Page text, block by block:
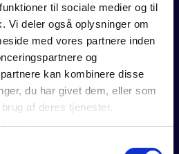
til sociale medier og til
Vi deler også oplysninger om
med vores partnere inden
og
kan kombinere disse
du har givet dem, eller som
af deres tjenester.
eller trække dit samtykke